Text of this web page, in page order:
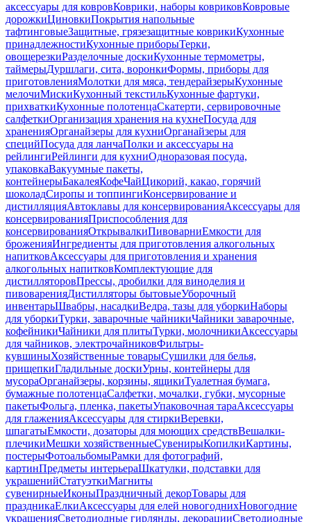
аксессуары для ковровКоврики, наборы ковриковКовровые
дорожкиЦиновкиПокрытия напольные
тафтинговыеЗащитные, грязезащитные коврикиКухонные
принадлежностиКухонные приборыТерки,
овощерезкиРазделочные доскиКухонные термометры,
таймерыДуршлаги, сита, воронкиФормы, приборы для
приготовленияМолотки для мяса, тендерайзерыКухонные
мелочиМискиКухонный текстильКухонные фартуки,
прихваткиКухонные полотенцаСкатерти, сервировочные
салфеткиОрганизация хранения на кухнеПосуда для
храненияОрганайзеры для кухниОрганайзеры для
специйПосуда для ланчаПолки и аксессуары на
рейлингиРейлинги для кухниОдноразовая посуда,
упаковкаВакуумные пакеты,
контейнерыБакалеяКофеЧайЦикорий, какао, горячий
шоколадСиропы и топпингиКонсервирование и
дистилляцияАвтоклавы для консервированияАксессуары для
консервированияПриспособления для
консервированияОткрывалкиПивоварниЕмкости для
броженияИнгредиенты для приготовления алкогольных
напитковАксессуары для приготовления и хранения
алкогольных напитковКомплектующие для
дистилляторовПрессы, дробилки для виноделия и
пивоваренияДистилляторы бытовыеУборочный
инвентарьШвабры, насадкиВедра, тазы для уборкиНаборы
для уборкиТурки, заварочные чайникиЧайники заварочные,
кофейникиЧайники для плитыТурки, молочникиАксессуары
для чайников, электрочайниковФильтры-
кувшиныХозяйственные товарыСушилки для белья,
прищепкиГладильные доскиУрны, контейнеры для
мусораОрганайзеры, корзины, ящикиТуалетная бумага,
бумажные полотенцаСалфетки, мочалки, губки, мусорные
пакетыФольга, пленка, пакетыУпаковочная тараАксессуары
для глаженияАксессуары для стиркиВеревки,
шпагатыЕмкости, дозаторы для моющих средствВешалки-
плечикиМешки хозяйственныеСувенирыКопилкиКартины,
постерыФотоальбомыРамки для фотографий,
картинПредметы интерьераШкатулки, подставки для
украшенийСтатуэткиМагниты
сувенирныеИконыПраздничный декорТовары для
праздникаЕлкиАксессуары для елей новогоднихНовогодние
украшенияСветодиодные гирлянды, декорацииСветодиодные